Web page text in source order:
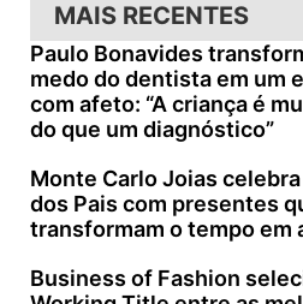
MAIS RECENTES
Paulo Bonavides
medo do dentista em um
com afeto: “A criança é
do que um diagnóstico”
Monte Carlo Joias celebra
dos Pais com presentes
transformam o tempo em
Business of Fashion